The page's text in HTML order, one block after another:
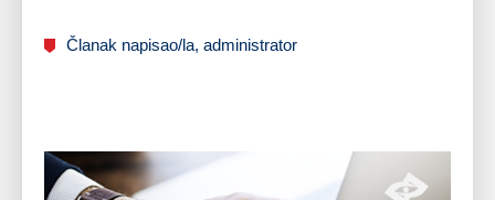
Članak napisao/la, administrator